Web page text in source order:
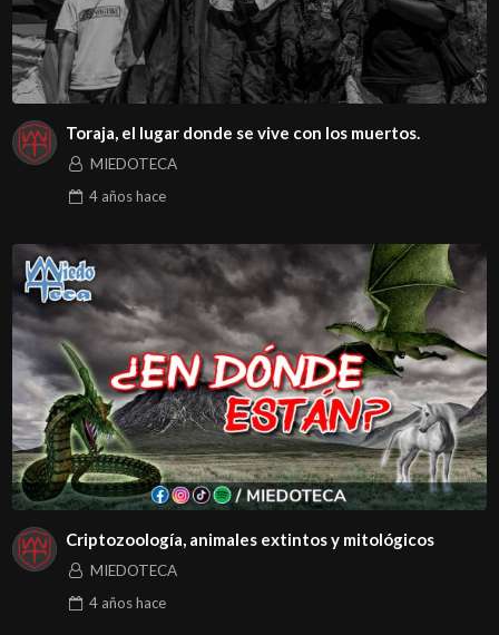
Toraja, el lugar donde se vive con los muertos.
MIEDOTECA
4 añoshace
Criptozoología, animales extintos y mitológicos
MIEDOTECA
4 añoshace